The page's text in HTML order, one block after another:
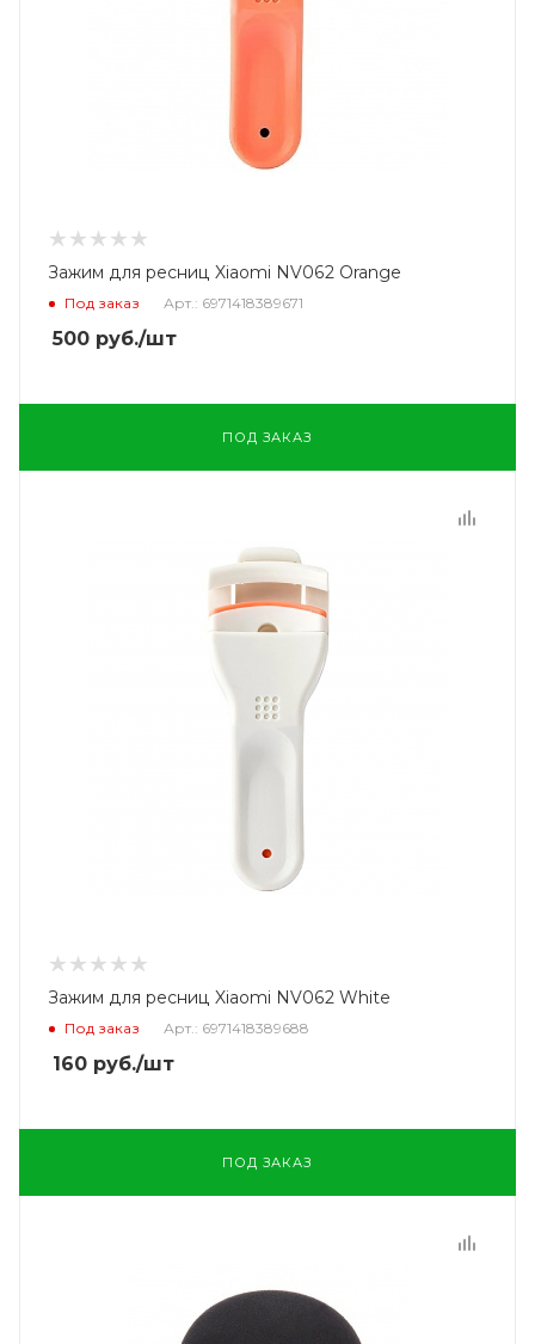
Зажим для ресниц Xiaomi NV062 Orange
Под заказ Арт.: 6971418389671
500 руб./шт
ПОД ЗАКАЗ
Зажим для ресниц Xiaomi NV062 White
Под заказ Арт.: 6971418389688
160 руб./шт
ПОД ЗАКАЗ